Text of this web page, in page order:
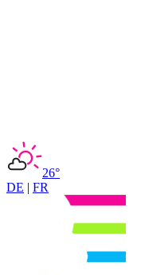
26°
DE | FR